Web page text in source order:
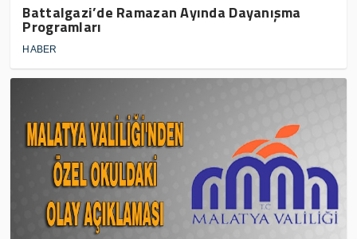
Battalgazi’de Ramazan Ayında Dayanışma
Programları
HABER